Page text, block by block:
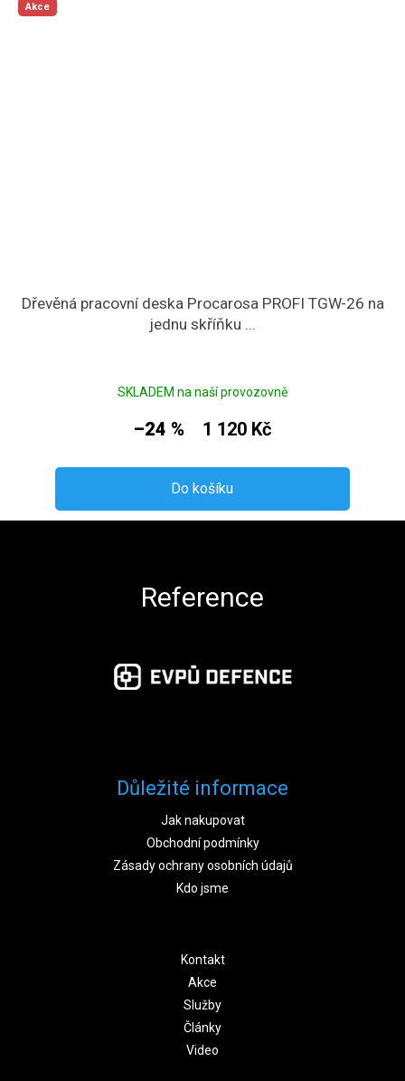
Akce
Dřevěná pracovní deska Procarosa PROFI TGW-26 na
jednu skříňku ...
SKLADEM na naší provozovně
–24 % 1 120 Kč
Do košíku
Reference
Důležité informace
Jak nakupovat
Obchodní podmínky
Zásady ochrany osobních údajů
Kdo jsme
Kontakt
Akce
Služby
Články
Video